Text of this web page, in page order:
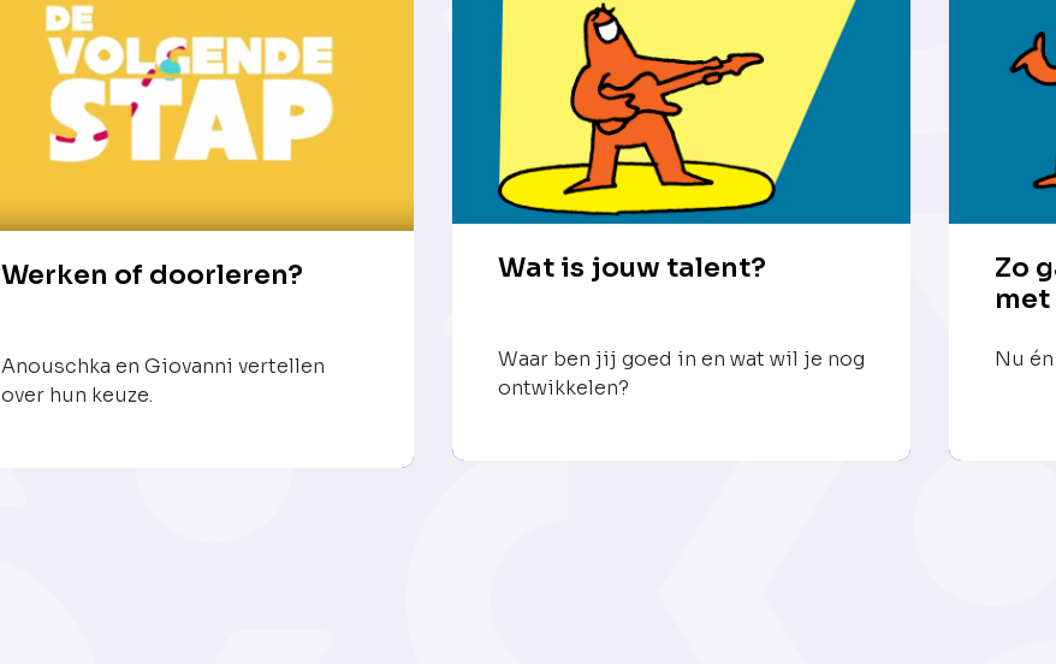
Werken of doorleren?
Anouschka en Giovanni vertellen
over hun keuze.
Wat is jouw talent?
Waar ben jij goed in en wat wil je nog
ontwikkelen?
Zo
Nu